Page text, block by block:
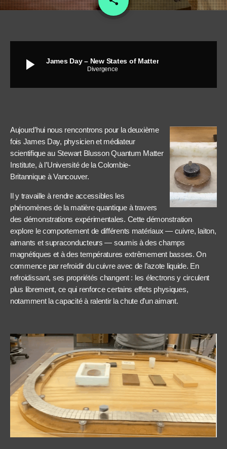
play_arrow James Day – New States of Matter
Divergence
Aujourd’hui nous rencontrons pour la deuxième
fois James Day, physicien et médiateur
scientifique au Stewart Blusson Quantum Matter
Institute, à l’Université de la Colombie-
Britannique à Vancouver.
Il y travaille à rendre accessibles les
phénomènes de la matière quantique à travers
des démonstrations expérimentales. Cette démonstration
explore le comportement de différents matériaux — cuivre, laiton,
aimants et supraconducteurs — soumis à des champs
magnétiques et à des températures extrêmement basses. On
commence par refroidir du cuivre avec de l’azote liquide. En
refroidissant, ses propriétés changent : les électrons y circulent
plus librement, ce qui renforce certains effets physiques,
notamment la capacité à ralentir la chute d’un aimant.